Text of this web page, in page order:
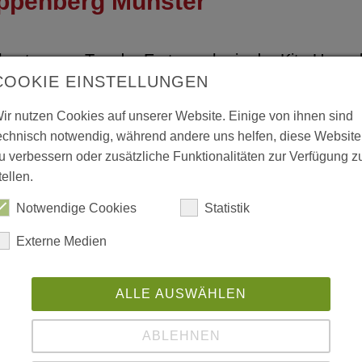
zum Tag der Erstsprache in der Kita
Projekt aus
und Jugendpreis 2026
Outlaw-Hort in Dresden für Deutschen
EINSTELLUNGEN
nutzen Cookies auf unserer Website. Einige von ihnen sind
notwendig, während andere uns helfen, diese Website
verbessern oder zusätzliche Funktionalitäten zur Verfügung
Notwendige Cookies Statistik
Externe Medien
ALLE AUSWÄHLEN
ABLEHNEN